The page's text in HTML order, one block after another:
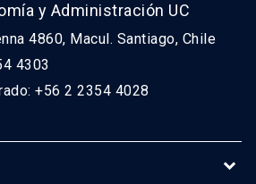
y Administración UC
4860, Macul. Santiago, Chile
4303
+56 2 2354 4028